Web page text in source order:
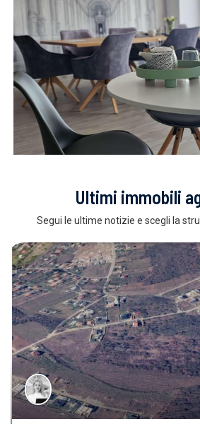
Ultimi immobili
Segui le ultime notizie e scegli la